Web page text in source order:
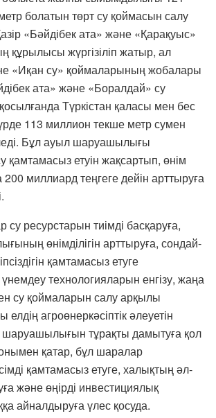
болатын төрт су қоймасын салу
«Бәйдібек ата» және «Қарақуыс»
құрылысы жүргізіліп жатыр, ал
«Иқан су» қоймаларының жобалары
ата» және «Боралдай» су
Түркістан қаласы мен бес
113 миллион текше метр сумен
Бұл ауыл шаруашылығы
қамтамасыз етуін жақсартып, өнім
миллиард теңгеге дейін арттыруға
ресурстарын тиімді басқаруға,
өнімділігін арттыруға, сондай-
қамтамасыз етуге
технологияларын енгізу, жаңа
су қоймаларын салу арқылы
елдің агроөнеркәсіптік әлеуетін
тұрақты дамытуға қол
қатар, бұл шаралар
қамтамасыз етуге, халықтың әл-
және өңірді инвестициялық
айналдыруға үлес қосуда.